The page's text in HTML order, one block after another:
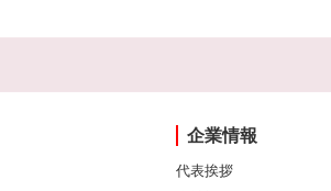
企業情報
代表挨拶